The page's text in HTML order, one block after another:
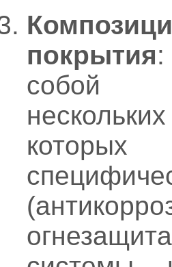
покрытия
собой